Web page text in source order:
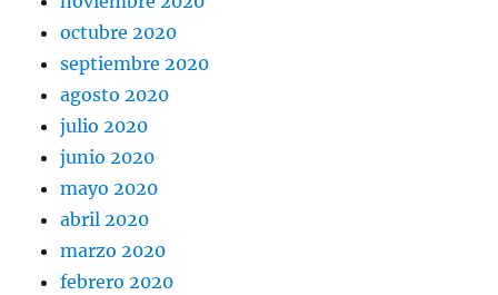
octubre 2020
septiembre 2020
agosto 2020
julio 2020
junio 2020
mayo 2020
abril 2020
marzo 2020
febrero 2020